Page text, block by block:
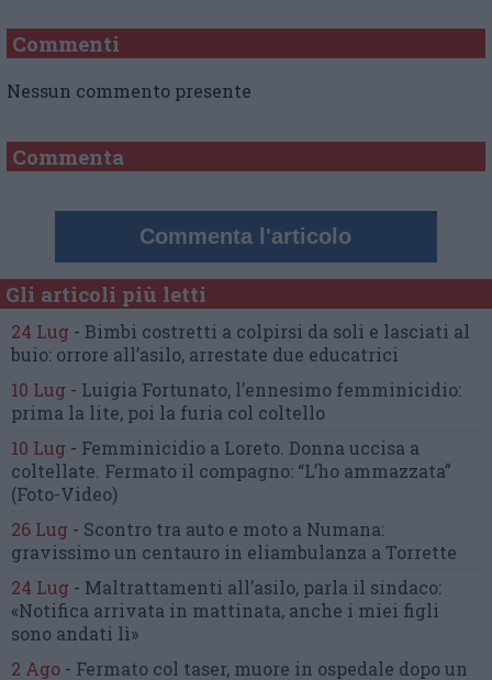
Commenti
Nessun commento presente
Commenta
Commenta l'articolo
Gli articoli più letti
24 Lug - Bimbi costretti a colpirsi da soli e lasciati al
buio: orrore all’asilo, arrestate due educatrici
10 Lug - Luigia Fortunato, l’ennesimo femminicidio:
prima la lite, poi la furia col coltello
10 Lug - Femminicidio a Loreto. Donna uccisa a
coltellate. Fermato il compagno: “L’ho ammazzata”
(Foto-Video)
26 Lug - Scontro tra auto e moto a Numana:
gravissimo un centauro in eliambulanza a Torrette
24 Lug - Maltrattamenti all’asilo, parla il sindaco:
«Notifica arrivata in mattinata, anche i miei figli
sono andati lì»
2 Ago - Fermato col taser, muore in ospedale dopo un